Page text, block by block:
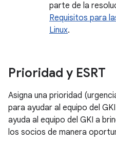
parte de la
Requisitos para
Linux.
Prioridad y ESRT
Asigna una prioridad
para ayudar al equipo del
ayuda al equipo del GKI a
los socios de manera